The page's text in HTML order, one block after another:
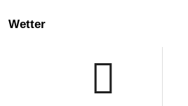
Wetter